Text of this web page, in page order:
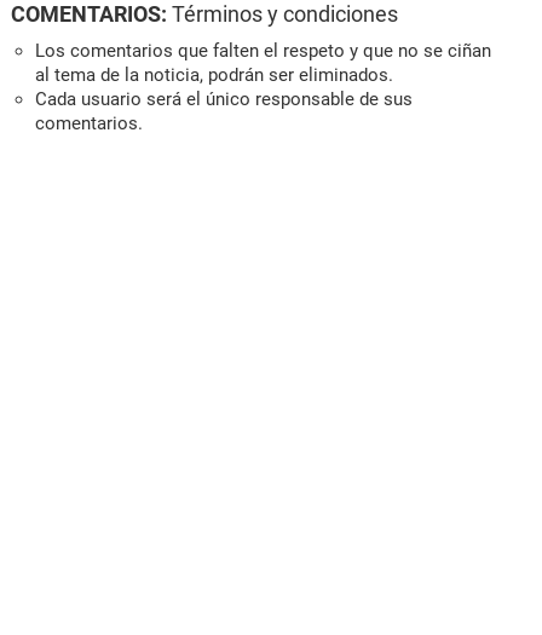
COMENTARIOS: Términos y condiciones
Los comentarios que falten el respeto y que no se ciñan
al tema de la noticia, podrán ser eliminados.
Cada usuario será el único responsable de sus
comentarios.